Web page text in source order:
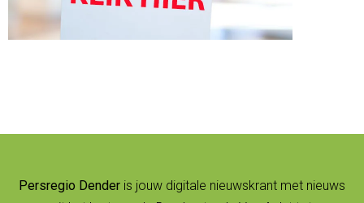
Persregio Dender is jouw digitale nieuwskrant met nieuws